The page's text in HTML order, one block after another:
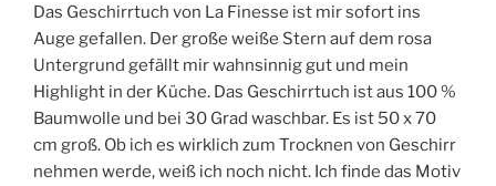
Das Geschirrtuch von La Finesse ist mir sofort ins
Auge gefallen. Der große weiße Stern auf dem rosa
Untergrund gefällt mir wahnsinnig gut und mein
Highlight in der Küche. Das Geschirrtuch ist aus 100 %
Baumwolle und bei 30 Grad waschbar. Es ist 50 x 70
cm groß. Ob ich es wirklich zum Trocknen von Geschirr
nehmen werde, weiß ich noch nicht. Ich finde das Motiv